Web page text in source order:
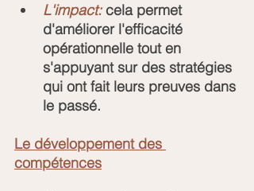
L'impact: cela permet
d'améliorer l'efficacité
opérationnelle tout en
s'appuyant sur des stratégies
qui ont fait leurs preuves dans
le passé.
Le développement des
compétences